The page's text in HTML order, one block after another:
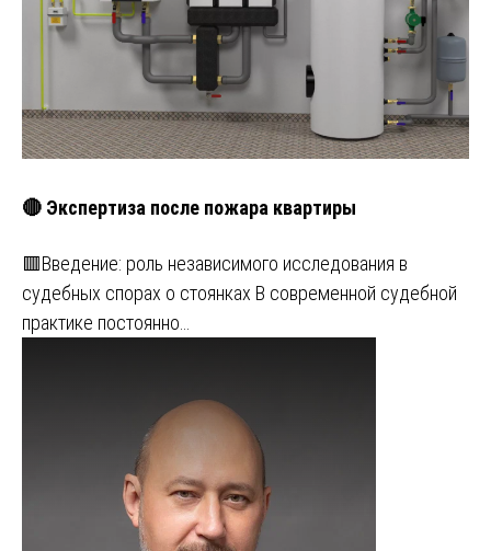
🔴 Экспертиза после пожара квартиры
🟥Введение: роль независимого исследования в
судебных спорах о стоянках В современной судебной
практике постоянно…